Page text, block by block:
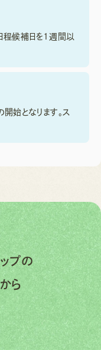
程候補日を1週間以
始となります。ス
プの
ら